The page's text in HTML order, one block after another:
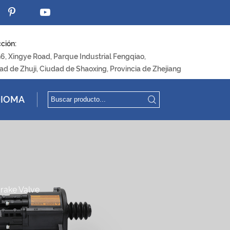
Xingye Road, Parque Industrial Fengqiao,
de Zhuji, Ciudad de Shaoxing, Provincia de Zhejiang
Valve